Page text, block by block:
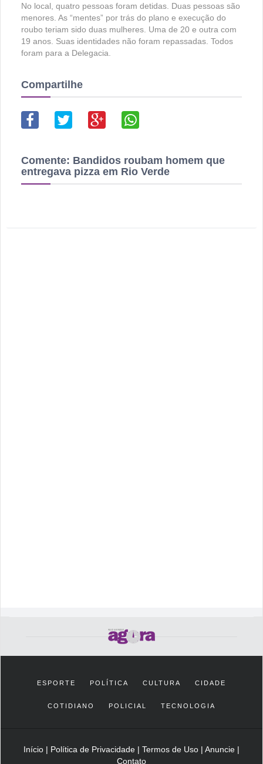
No local, quatro pessoas foram detidas. Duas pessoas são
menores. As “mentes” por trás do plano e execução do
roubo teriam sido duas mulheres. Uma de 20 e outra com
19 anos. Suas identidades não foram repassadas. Todos
foram para a Delegacia.
Compartilhe
Comente: Bandidos roubam homem que
entregava pizza em Rio Verde
ESPORTE POLÍTICA CULTURA CIDADE
COTIDIANO POLICIAL TECNOLOGIA
Início | Política de Privacidade | Termos de Uso | Anuncie |
Contato